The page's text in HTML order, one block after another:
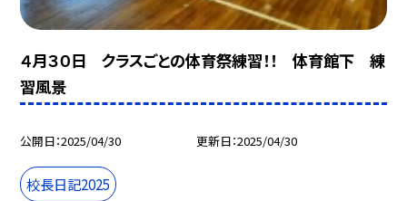
４月３０日 クラスごとの体育祭練習！！ 体育館下 練
習風景
公開日 2025/04/30 更新日 2025/04/30
校長日記2025